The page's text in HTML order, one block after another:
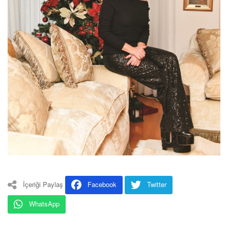
İçeriği Paylaş Facebook
Twitter
WhatsApp